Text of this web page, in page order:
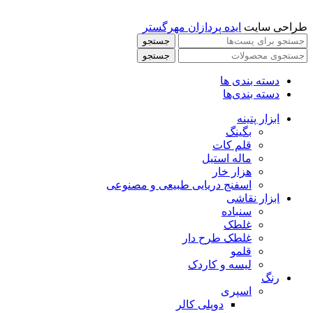
طراحی سایت ایده پردازان مهرگستر
جستجو
جستجو
دسته بندی ها
دسته بندی‌ها
ابزار پتینه
بگینگ
قلم کات
ماله استیل
هزار خار
اسفنج دریایی طبیعی و مصنوعی
ابزار نقاشی
سنباده
غلطک
غلطک طرح دار
قلمو
لیسه و کاردک
رنگ
اسپری
دوپلی کالر